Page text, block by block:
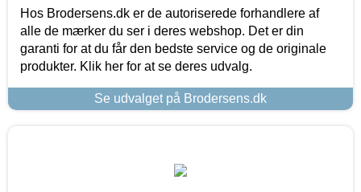
Hos Brodersens.dk er de autoriserede forhandlere af
alle de mærker du ser i deres webshop. Det er din
garanti for at du får den bedste service og de originale
produkter. Klik her for at se deres udvalg.
Se udvalget på Brodersens.dk